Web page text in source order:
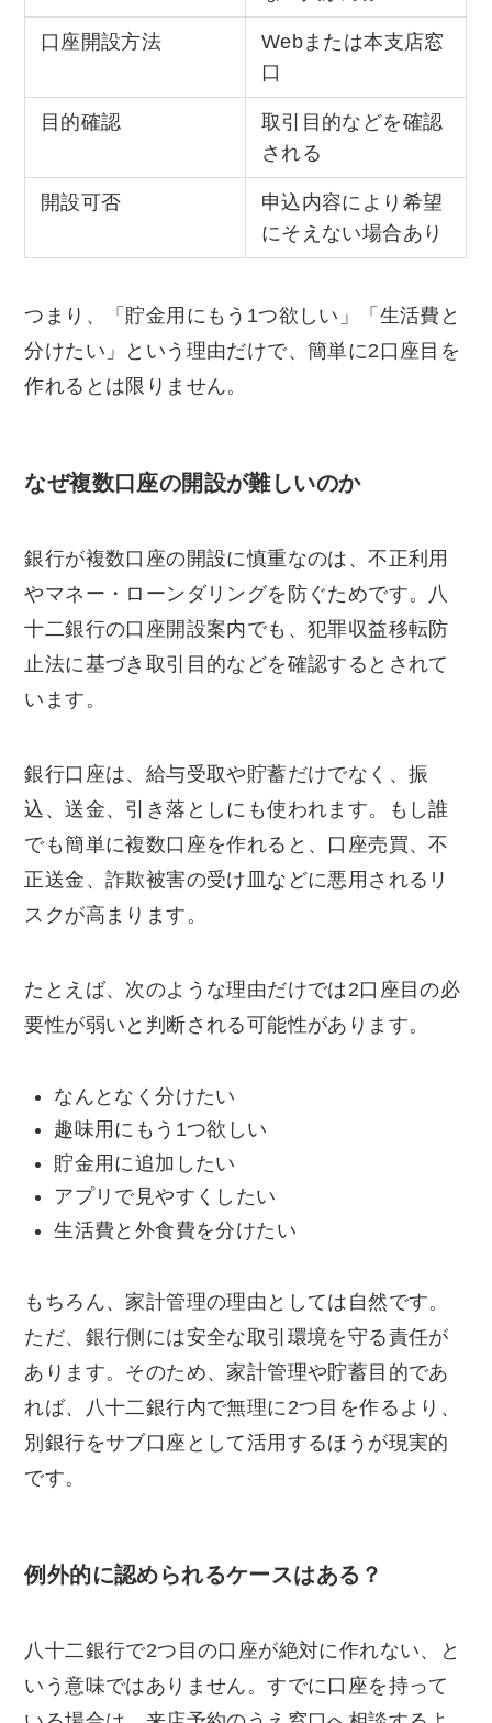
口座開設方法
Webまたは本支店窓
口
目的確認
取引目的などを確認
される
開設可否
申込内容により希望
にそえない場合あり
つまり、「貯金用にもう1つ欲しい」「生活費と
分けたい」という理由だけで、簡単に2口座目を
作れるとは限りません。
なぜ複数口座の開設が難しいのか
銀行が複数口座の開設に慎重なのは、不正利用
やマネー・ローンダリングを防ぐためです。八
十二銀行の口座開設案内でも、犯罪収益移転防
止法に基づき取引目的などを確認するとされて
います。
銀行口座は、給与受取や貯蓄だけでなく、振
込、送金、引き落としにも使われます。もし誰
でも簡単に複数口座を作れると、口座売買、不
正送金、詐欺被害の受け皿などに悪用されるリ
スクが高まります。
たとえば、次のような理由だけでは2口座目の必
要性が弱いと判断される可能性があります。
なんとなく分けたい
趣味用にもう1つ欲しい
貯金用に追加したい
アプリで見やすくしたい
生活費と外食費を分けたい
もちろん、家計管理の理由としては自然です。
ただ、銀行側には安全な取引環境を守る責任が
あります。そのため、家計管理や貯蓄目的であ
れば、八十二銀行内で無理に2つ目を作るより、
別銀行をサブ口座として活用するほうが現実的
です。
例外的に認められるケースはある？
八十二銀行で2つ目の口座が絶対に作れない、と
いう意味ではありません。すでに口座を持って